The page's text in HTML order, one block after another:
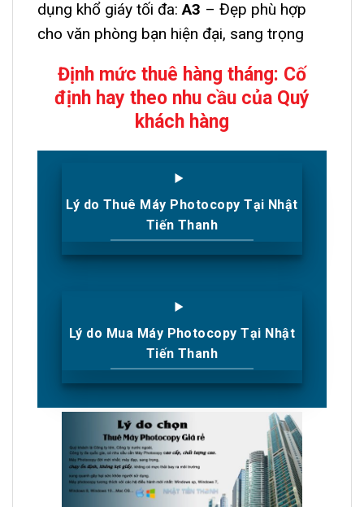
dụng khổ giáy tối đa: A3 – Đẹp phù hợp
cho văn phòng bạn hiện đại, sang trọng
Định mức thuê hàng tháng: Cố
định hay theo nhu cầu của Quý
khách hàng
Lý do Thuê Máy Photocopy Tại Nhật
Tiến Thanh
Lý do Mua Máy Photocopy Tại Nhật
Tiến Thanh